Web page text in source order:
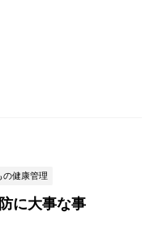
の健康管理
に大事な事